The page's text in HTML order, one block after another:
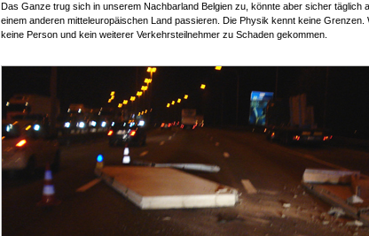
Das Ganze trug sich in unserem Nachbarland Belgien zu, könnte aber sicher täglich
einem anderen mitteleuropäischen Land passieren. Die Physik kennt keine Grenzen.
keine Person und kein weiterer Verkehrsteilnehmer zu Schaden gekommen.